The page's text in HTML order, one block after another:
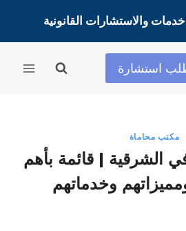
استشارة
مكتب محاماة
الشرقية | قائمة بأهم
وخدماتهم